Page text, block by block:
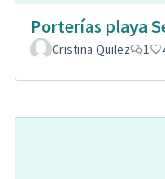
Porterías playa
Cristina Quilez
1